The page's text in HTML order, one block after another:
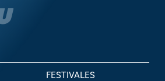
FESTIVALES